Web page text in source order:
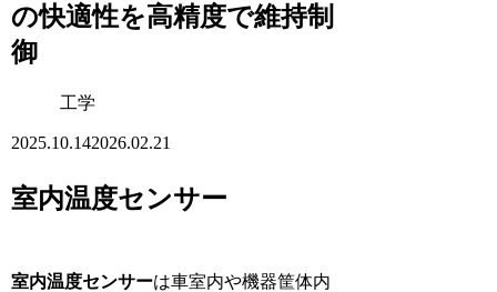
の快適性を高精度で維持制
御
工学
2025.10.142026.02.21
室内温度センサー
室内温度センサーは車室内や機器筐体内